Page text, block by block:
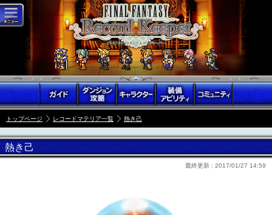
トップページ レコードマテリア一覧 熱き己
熱き己
最終更新 : 2017/01/27 14:59